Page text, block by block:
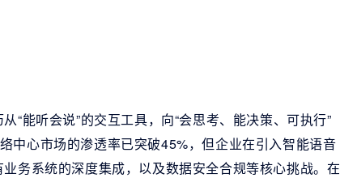
“能听会说”的交互工具，向“会思考、能决策、可执行”
中心市场的渗透率已突破45%，但企业在引入智能语音
务系统的深度集成，以及数据安全合规等核心挑战。在